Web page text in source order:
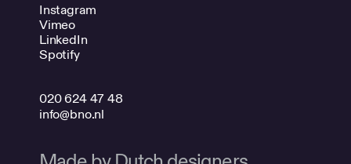
Instagram
Vimeo
LinkedIn
Spotify
020 624 47 48
info@bno.nl